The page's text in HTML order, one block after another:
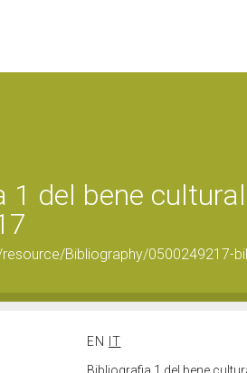
1 del bene
Bibliography/0500249217-
EN
IT